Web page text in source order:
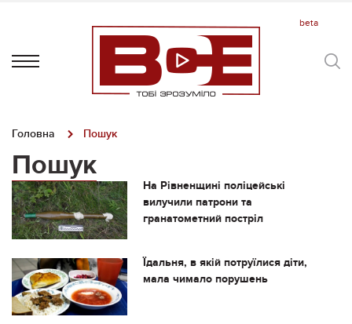
Головна Пошук
Пошук
На Рівненщині поліцейські
вилучили патрони та
гранатометний постріл
Їдальня, в якій потруїлися діти,
мала чимало порушень